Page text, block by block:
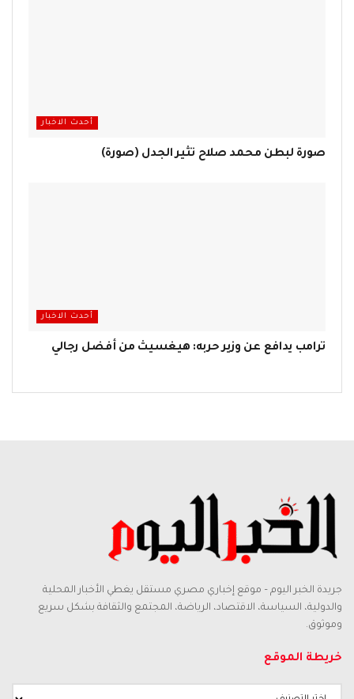
أحدث الاخبار
صورة لبطن محمد صلاح تثير الجدل (صورة)
أحدث الاخبار
ترامب يدافع عن وزير حربه: هيغسيث من أفضل رجالي
جريدة الخبر اليوم – موقع إخباري مصري مستقل يغطي الأخبار المحلية
والدولية، السياسة، الاقتصاد، الرياضة، المجتمع والثقافة بشكل سريع
وموثوق.
خريطة الموقع